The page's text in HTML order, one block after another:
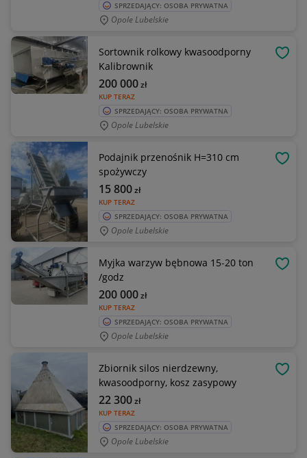
SPRZEDAJĄCY: OSOBA PRYWATNA
Opole Lubelskie
Sortownik rolkowy kwasoodporny
Kalibrownik
KUP TERAZ
200 000zł
SPRZEDAJĄCY: OSOBA PRYWATNA
Opole Lubelskie
Podajnik przenośnik H=310 cm
spożywczy
KUP TERAZ
15 800zł
SPRZEDAJĄCY: OSOBA PRYWATNA
Opole Lubelskie
Myjka warzyw bębnowa 15-20 ton
/godz
KUP TERAZ
200 000zł
SPRZEDAJĄCY: OSOBA PRYWATNA
Opole Lubelskie
Zbiornik silos nierdzewny,
kwasoodporny, kosz zasypowy
KUP TERAZ
22 300zł
SPRZEDAJĄCY: OSOBA PRYWATNA
Opole Lubelskie